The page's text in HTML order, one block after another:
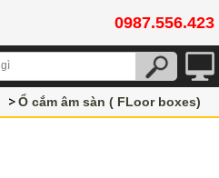
0987.556.423
Ổ cắm âm sàn ( FLoor boxes)